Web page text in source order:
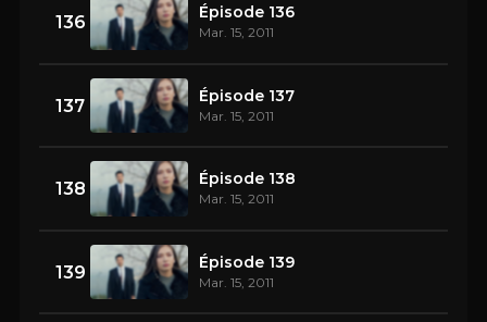
136 Épisode 136
Mar. 15, 2011
137 Épisode 137
Mar. 15, 2011
138 Épisode 138
Mar. 15, 2011
139 Épisode 139
Mar. 15, 2011